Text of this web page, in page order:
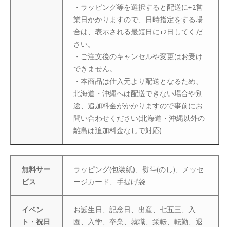
返金および返品ポリシー
・ラッピング等を選択すると配送に+2営
業日かかりますので、日時指定をする場
合は、表示される最短日に+2日してくだ
さい。
・ご注文後のキャンセルや変更はお受け
できません。
・本商品は仕入元より配送となるため、
北海道・沖縄へは配送できない場合や別
途、追加料金がかかりますので事前にお
問い合わせください(北海道・沖縄以外の
離島は追加料金なしで対応)
無料サー
ビス
ラッピング(包装紙)、熨斗(のし)、メッセ
ージカード、手提げ袋
イベン
ト・祝日
お誕生日、記念日、出産、七五三、入
園、入学、卒業、就職、栄転、転勤、退